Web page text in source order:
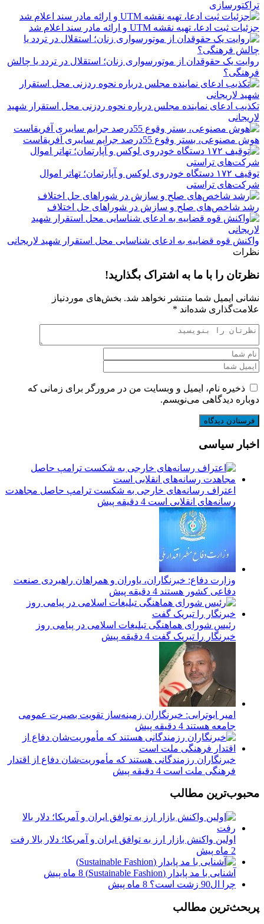
تراکتورسازی
جزئیات ثبت ادعا، تهیه نقشه UTM و ارائه مادر سند اعلام شد
روایت یک حقوقدان از موتورسواری زنان؛ استقلال در تردد یا چالش
فرهنگی؟
تکذیب ادعای نماینده مجلس درباره نحوه ردزنی محل استقرار شهید
لاریجانی
هوش مصنوعی، بستر وقوع 55درصد جرایم سایبری آفریقاست
توقیف ۱۷۲ دستگاه خودروی لوکس و آپارتمان؛ تهاتر اموال
شرکت‌های تراستی
رشد شاخص‌های صلح و سازش در شوراهای حل اختلاف
واکنش قوه قضاییه به ادعای شناسایی محل استقرار شهید لاریجانی
نظرات
نظرتان را با ما به اشتراک بگذارید!
نشانی ایمیل شما منتشر نخواهد شد. بخش‌های موردنیاز
علامت‌گذاری شده‌اند *
ذخیره نام، ایمیل و وبسایت من در مرورگر برای زمانی که
دوباره دیدگاهی می‌نویسم.
اخبار سیاسی
اعتراف رسانه‌های خارجی به شکست ترامپ حاصل مجاهدت
رسانه‌های انقلابی است 4 دقیقه پیش
وزارت دفاع: خبرنگاران، یاوران و همراهان راهبردی صنعت
دفاعی کشور هستند 4 دقیقه پیش
رئیس شورای هماهنگی تبلیغات اسلامی در پیامی روز
خبرنگار را تبریک گفت 4 دقیقه پیش
امیر ابوترابی: خبرنگاران زمینه‌ساز تقویت بصیرت عمومی
جامعه هستند 4 دقیقه پیش
خبرنگاران رزمندگانی هستند که مأموریت‌شان دفاع از اقتدار
فرهنگی ملت است 4 دقیقه پیش
محبوب‌ترین مطالب
اولین واکنش بازار ارز به توافق ایران و آمریکا؛ دلار بالا رفت
2 ماه پیش
آشنایی با مد پایدار (Sustainable Fashion)
8 ماه پیش
چرا ال90 زشت است؟
8 ماه پیش
پربحث‌ترین مطالب